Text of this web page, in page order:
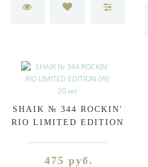
SHAIK № 344 ROCKIN'
RIO LIMITED EDITION
475 руб.